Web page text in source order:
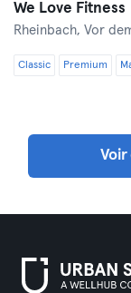
We Love Fitness
Rheinbach, Vor
Classic Premium
Voir